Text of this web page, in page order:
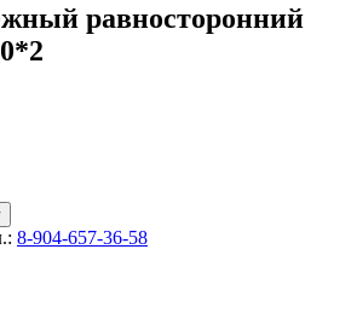
равносторонний
8-904-657-36-58